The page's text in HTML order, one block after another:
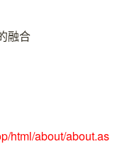
融合
html/about/about.as